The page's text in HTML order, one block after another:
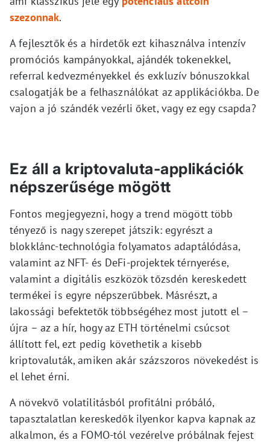
szezonnak.
A fejlesztők és a hirdetők ezt kihasználva intenzív
promóciós kampányokkal, ajándék tokenekkel,
referral kedvezményekkel és exkluzív bónuszokkal
csalogatják be a felhasználókat az applikációkba. De
vajon a jó szándék vezérli őket, vagy ez egy csapda?
Ez áll a kriptovaluta-applikációk
népszerűsége mögött
Fontos megjegyezni, hogy a trend mögött több
tényező is nagy szerepet játszik: egyrészt a
blokklánc-technológia folyamatos adaptálódása,
valamint az NFT- és DeFi-projektek térnyerése,
valamint a digitális eszközök tőzsdén kereskedett
termékei is egyre népszerűbbek. Másrészt, a
lakossági befektetők többségéhez most jutott el –
újra – az a hír, hogy az ETH történelmi csúcsot
állított fel, ezt pedig követhetik a kisebb
kriptovaluták, amiken akár százszoros növekedést is
el lehet érni.
A növekvő volatilitásból profitálni próbáló,
tapasztalatlan kereskedők ilyenkor kapva kapnak az
alkalmon, és a FOMO-tól vezérelve próbálnak fejest